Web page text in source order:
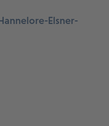
Elsner-